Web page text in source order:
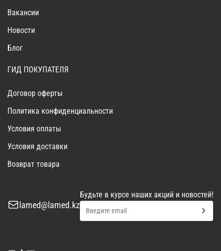
Вакансии
Новости
Блог
ГИД ПОКУПАТЕЛЯ
Договор оферты
Политика конфиденциальности
Условия оплаты
Условия доставки
Возврат товара
lamed@lamed.kz
Будьте в курсе наших акций и новостей!